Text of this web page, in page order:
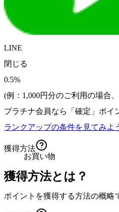
LINE
閉じる
0.5%
(例：1,000円分のご利用の場合、
プラチナ会員なら
「確定」 ポイ
ランクアップの条件を見てみよ
獲得方法
お買い物
獲得方法とは？
ポイントを獲得する方法の概略